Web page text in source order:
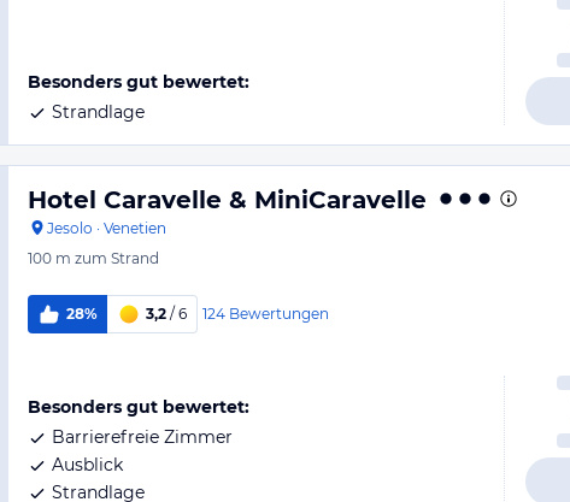
Besonders gut bewertet:
Strandlage
Hotel Caravelle & MiniCaravelle
Jesolo · Venetien
100 m zum Strand
28% 3,2 / 6 124 Bewertungen
Besonders gut bewertet:
Barrierefreie Zimmer
Ausblick
Strandlage